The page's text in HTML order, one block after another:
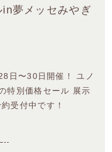
夢メッセみやぎ
日〜30日開催！ ユノ
特別価格セール 展示
受付中です！